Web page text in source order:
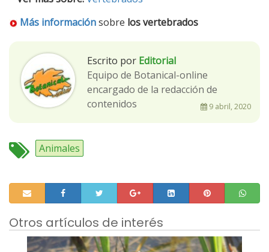
Más informaciónsobre los vertebrados
Escrito por Editorial
Equipo de Botanical-online
encargado de la redacción de
contenidos
9 abril, 2020
Animales
Otros artículos de interés